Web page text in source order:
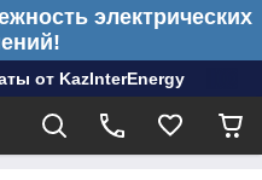
электрических
от KazInterEnergy